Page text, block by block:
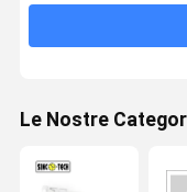
Calibro di
Calibro di
calibro digitale di
Le Nostre